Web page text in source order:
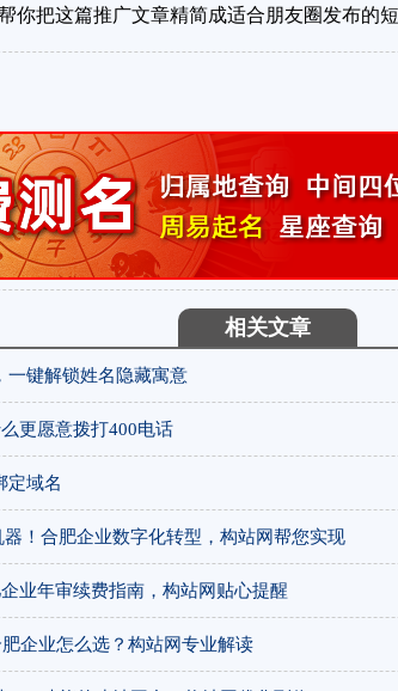
你把这篇推广文章精简成适合朋友圈发布的
相关文章
一键解锁姓名隐藏寓意
更愿意拨打400电话
定域名
！合肥企业数字化转型，构站网帮您实现
业年审续费指南，构站网贴心提醒
企业怎么选？构站网专业解读